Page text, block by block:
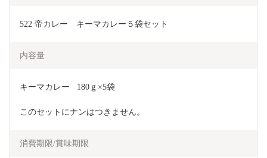
522 帝カレー　キーマカレー５袋セット
内容量
キーマカレー	180ｇ×5袋
このセットにナンはつきません。
消費期限/賞味期限